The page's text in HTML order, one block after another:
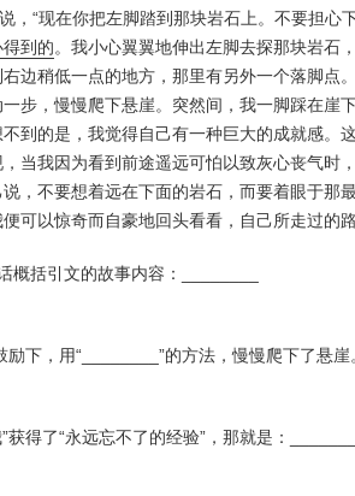
“现在你把左脚踏到那块岩石上。不要担心
到的。我小心翼翼地伸出左脚去探那块岩石
边稍低一点的地方，那里有另外一个落脚点
，慢慢爬下悬崖。突然间，我一脚踩在崖
不到的是，我觉得自己有一种巨大的成就感。
我因为看到前途遥远可怕以致灰心丧气时
，不要想着远在下面的岩石，而要着眼于那
可以惊奇而自豪地回头看看，自己所走过的
概括引文的故事内容：________
励下，用“________”的方法，慢慢爬下了悬崖
获得了“永远忘不了的经验”，那就是：